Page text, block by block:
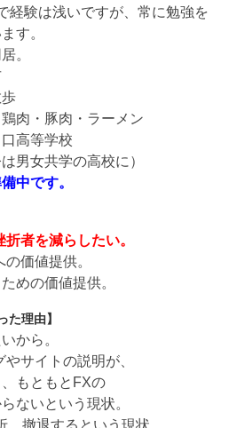
経験は浅いですが、常に勉強を
す。
。
肉・豚肉・ラーメン
高等学校
男女共学の高校に）
中です。
者を減らしたい。
価値提供。
めの価値提供。
た理由】
から。
サイトの説明が、
もともとFXの
ないという現状。
撤退するという現状。